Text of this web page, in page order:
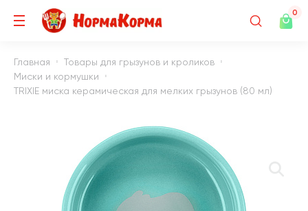
0
Главная
Товары для грызунов и кроликов
Миски и кормушки
TRIXIE миска керамическая для мелких грызунов (80 мл)